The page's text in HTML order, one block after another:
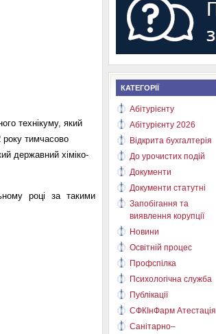
технікуму, який
року тимчасово
державний хіміко-
році за такими
КАТЕГОРІЇ
Абітурієнту
Абітурієнту 2026
Відкрита бухгалтерія
До урочистих подій
Документи
Документи статутні
Запобігання та
виявлення корупції
Новини
Освітній процес
Профспілка
Психологічна служба
Публікації
СФКІнФарм Атестація
Санітарно–